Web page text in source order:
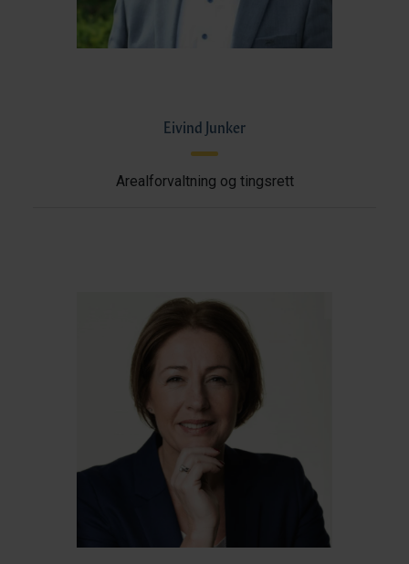
Eivind Junker
Arealforvaltning og tingsrett